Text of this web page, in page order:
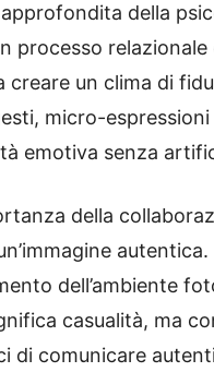
della
processo
un clima di
micro-
emotiva senza
della
autentica.
dell’ambiente
casualità, ma
di comunicare